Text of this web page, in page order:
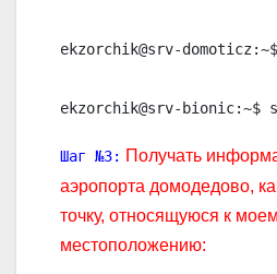
ekzorchik@srv-domoticz:~$
ekzorchik@srv-
Шаг №3: Получать
аэропорта домодедово,
точку, относящуюся к
местоположению: